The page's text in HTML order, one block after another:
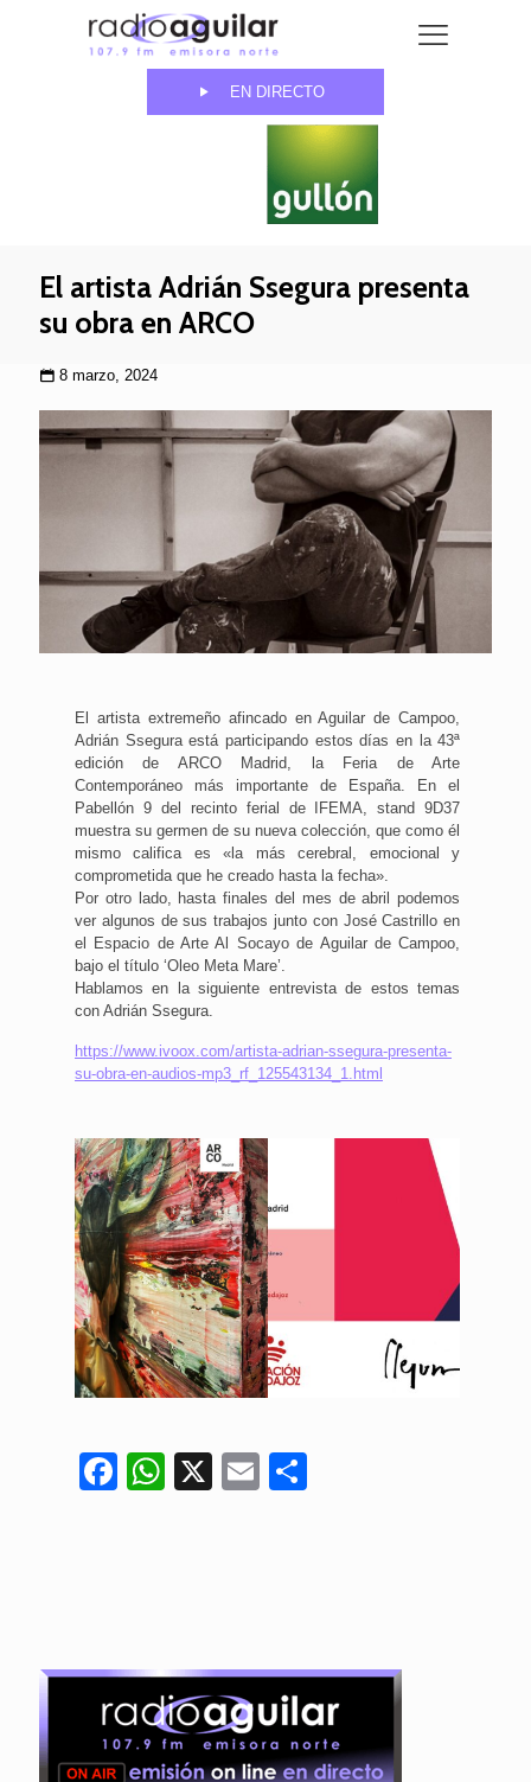
EN DIRECTO
El artista Adrián Ssegura presenta
su obra en ARCO
8 marzo, 2024
El artista extremeño afincado en Aguilar de Campoo,
Adrián Ssegura está participando estos días en la 43ª
edición de ARCO Madrid, la Feria de Arte
Contemporáneo más importante de España. En el
Pabellón 9 del recinto ferial de IFEMA, stand 9D37
muestra su germen de su nueva colección, que como él
mismo califica es «la más cerebral, emocional y
comprometida que he creado hasta la fecha».
Por otro lado, hasta finales del mes de abril podemos
ver algunos de sus trabajos junto con José Castrillo en
el Espacio de Arte Al Socayo de Aguilar de Campoo,
bajo el título ‘Oleo Meta Mare’.
Hablamos en la siguiente entrevista de estos temas
con Adrián Ssegura.
https://www.ivoox.com/artista-adrian-ssegura-presenta-
su-obra-en-audios-mp3_rf_125543134_1.html
Facebook
WhatsApp
X Email